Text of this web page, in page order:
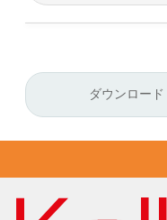
ダウンロード